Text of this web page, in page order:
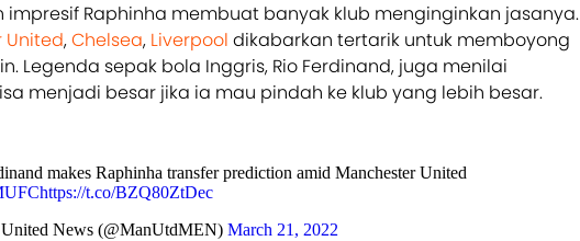
impresif Raphinha membuat banyak klub menginginkan jasanya.
United,Chelsea, Liverpool dikabarkan tertarik untuk memboyong
Legenda sepak bola Inggris, Rio Ferdinand, juga menilai
menjadi besar jika ia mau pindah ke klub yang lebih besar.
makes Raphinha transfer prediction amid Manchester United
https://t.co/BZQ80ZtDec
News (@ManUtdMEN) March 21, 2022